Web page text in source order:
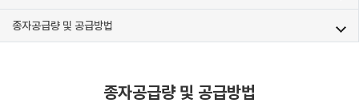
종자공급량 및 공급방법
종자공급량 및 공급방법